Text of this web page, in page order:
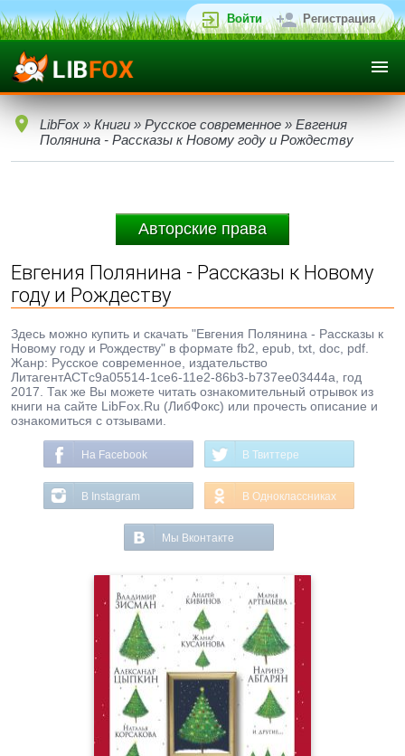
Войти Регистрация
LibFox » Книги » Русское современное » Евгения
Полянина - Рассказы к Новому году и Рождеству
Авторские права
Евгения Полянина - Рассказы к Новому
году и Рождеству
Здесь можно купить и скачать "Евгения Полянина - Рассказы к
Новому году и Рождеству" в формате fb2, epub, txt, doc, pdf.
Жанр: Русское современное, издательство
ЛитагентАСТc9a05514-1ce6-11e2-86b3-b737ee03444a, год
2017. Так же Вы можете читать ознакомительный отрывок из
книги на сайте LibFox.Ru (ЛибФокс) или прочесть описание и
ознакомиться с отзывами.
На Facebook В Твиттере
В Instagram В Одноклассниках
Мы Вконтакте